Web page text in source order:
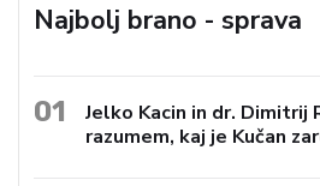
Najbolj brano - sprava
01
Jelko Kacin in dr. Dimitrij
razumem, kaj je Kučan